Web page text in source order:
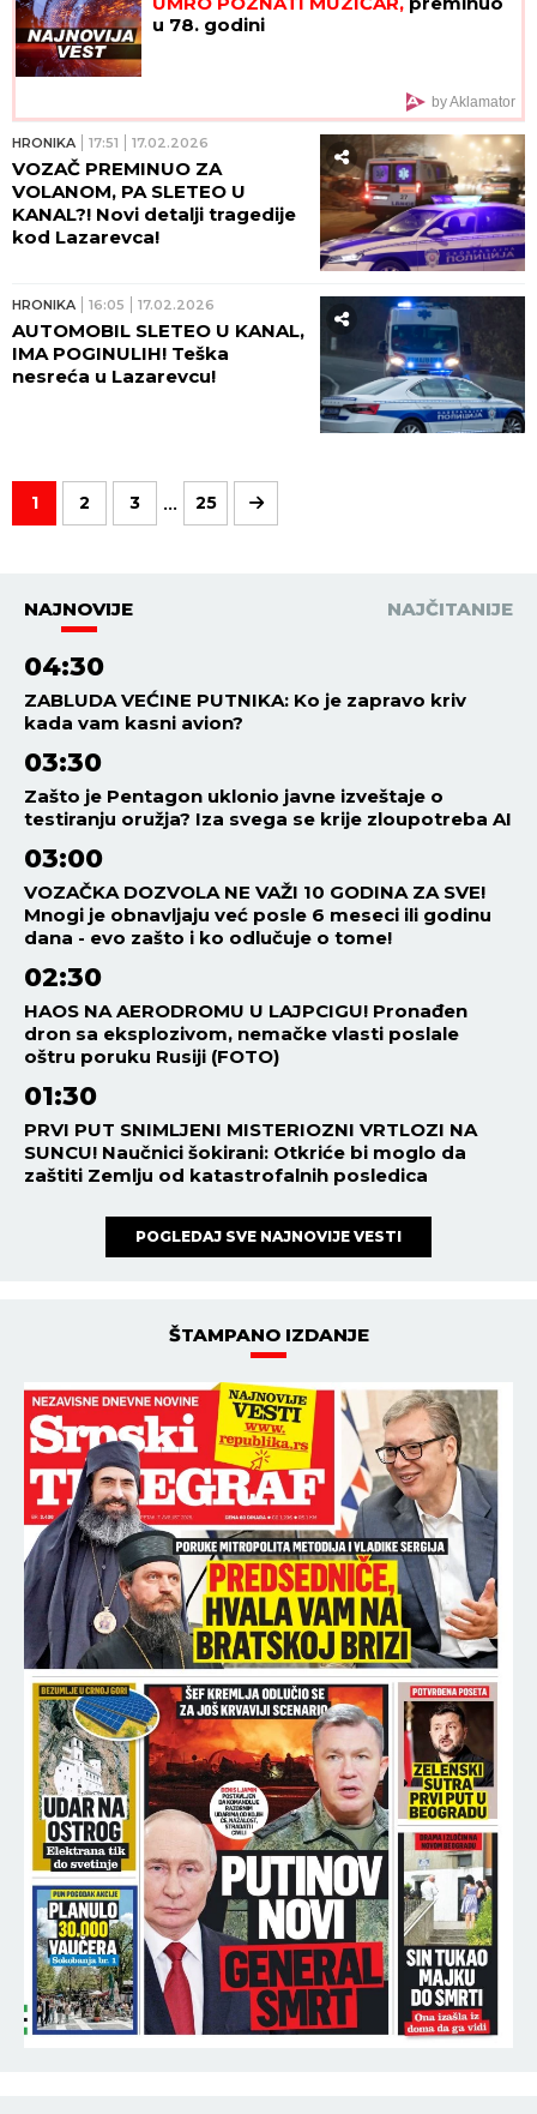
u 78. godini
by Aklamator
HRONIKA 17:51 17.02.2026
VOZAČ PREMINUO ZA
VOLANOM, PA SLETEO U
KANAL?! Novi detalji tragedije
kod Lazarevca!
HRONIKA 16:05 17.02.2026
AUTOMOBIL SLETEO U KANAL,
IMA POGINULIH! Teška
nesreća u Lazarevcu!
1 2 3 ... 25
NAJNOVIJE NAJČITANIJE
04:30
ZABLUDA VEĆINE PUTNIKA: Ko je zapravo kriv
kada vam kasni avion?
03:30
Zašto je Pentagon uklonio javne izveštaje o
testiranju oružja? Iza svega se krije zloupotreba AI
03:00
VOZAČKA DOZVOLA NE VAŽI 10 GODINA ZA SVE!
Mnogi je obnavljaju već posle 6 meseci ili godinu
dana - evo zašto i ko odlučuje o tome!
02:30
HAOS NA AERODROMU U LAJPCIGU! Pronađen
dron sa eksplozivom, nemačke vlasti poslale
oštru poruku Rusiji (FOTO)
01:30
PRVI PUT SNIMLJENI MISTERIOZNI VRTLOZI NA
SUNCU! Naučnici šokirani: Otkriće bi moglo da
zaštiti Zemlju od katastrofalnih posledica
POGLEDAJ SVE NAJNOVIJE VESTI
ŠTAMPANO IZDANJE